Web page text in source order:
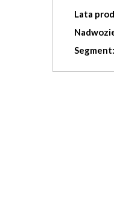
Lata
Segment: